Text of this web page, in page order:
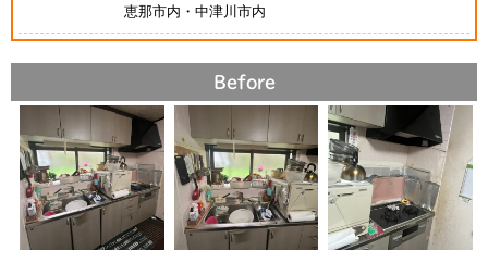
恵那市内・中津川市内
Before